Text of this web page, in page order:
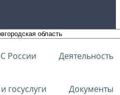
России Деятельность
госуслуги Документы